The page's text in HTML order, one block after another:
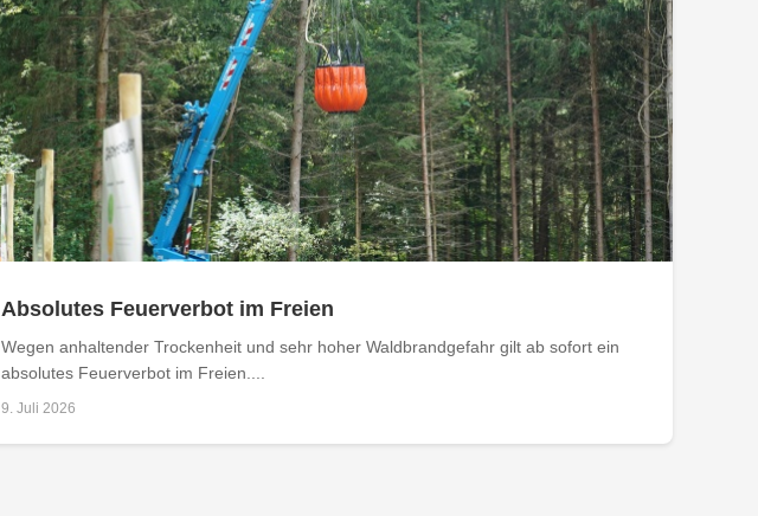
Absolutes Feuerverbot im Freien
Wegen anhaltender Trockenheit und sehr hoher Waldbrandgefahr gilt ab sofort ein
absolutes Feuerverbot im Freien....
9. Juli 2026